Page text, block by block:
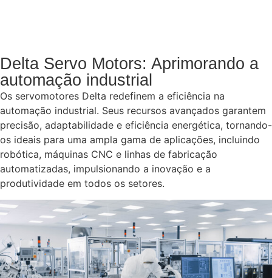
Delta Servo Motors: Aprimorando a
automação industrial
Os servomotores Delta redefinem a eficiência na
automação industrial. Seus recursos avançados garantem
precisão, adaptabilidade e eficiência energética, tornando-
os ideais para uma ampla gama de aplicações, incluindo
robótica, máquinas CNC e linhas de fabricação
automatizadas, impulsionando a inovação e a
produtividade em todos os setores.